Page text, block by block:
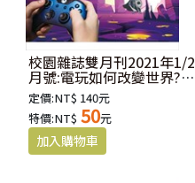
校園雜誌雙月刊2021年1/2
月號:電玩如何改變世界?--
遊戲時代中的信仰反思
定價:NT$ 140元
特價:NT$ 50元